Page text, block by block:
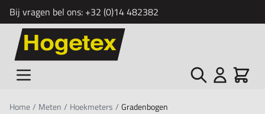
Bij vragen bel ons: +32 (0)14 482382
Ga naar de inhoud
Zoek Cart
Home/ Meten / Hoekmeters / Gradenbogen